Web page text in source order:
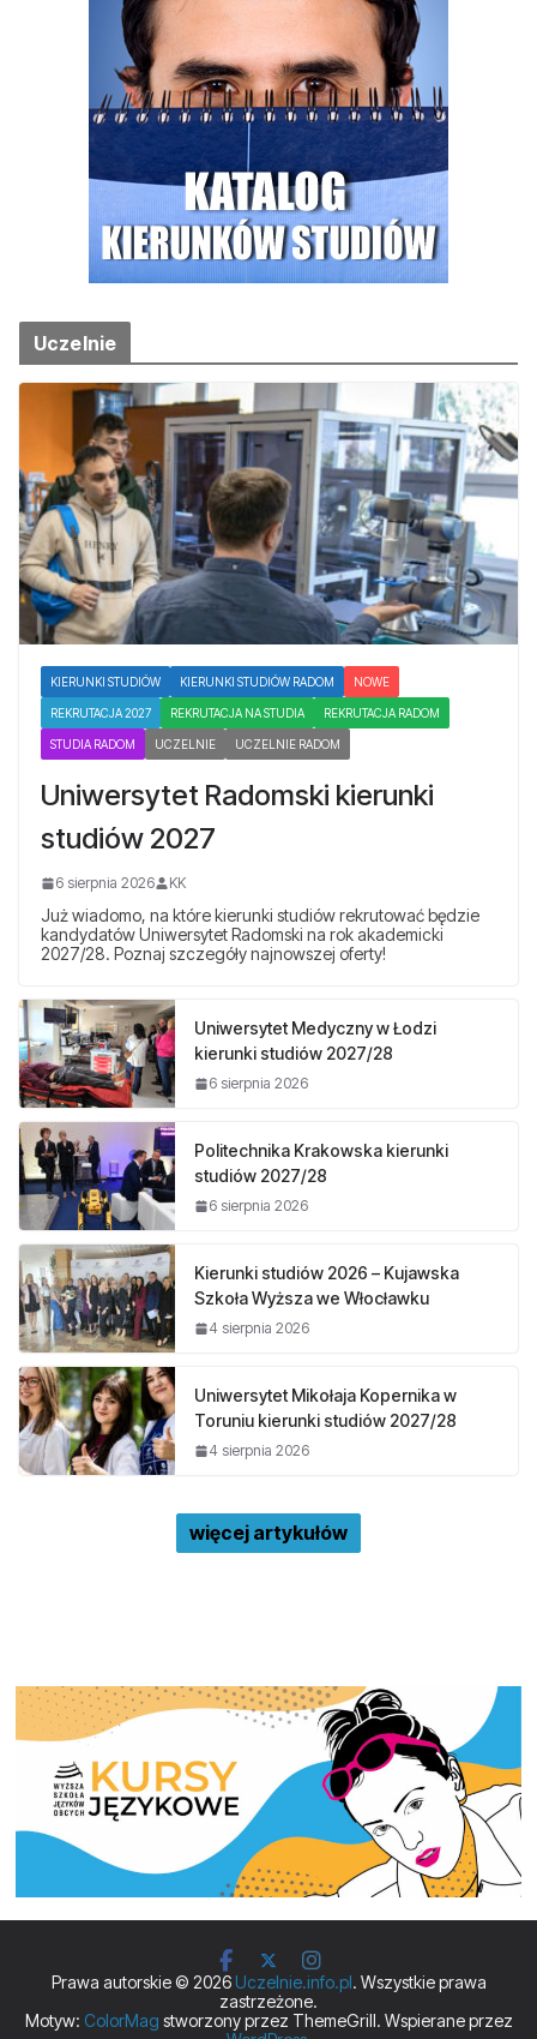
Uczelnie
KIERUNKI STUDIÓW KIERUNKI STUDIÓW RADOM NOWE
REKRUTACJA 2027 REKRUTACJA NA STUDIA REKRUTACJA RADOM
STUDIA RADOM UCZELNIE UCZELNIE RADOM
Uniwersytet Radomski kierunki
studiów 2027
6 sierpnia 2026 KK
Już wiadomo, na które kierunki studiów rekrutować będzie
kandydatów Uniwersytet Radomski na rok akademicki
2027/28. Poznaj szczegóły najnowszej oferty!
Uniwersytet Medyczny w Łodzi
kierunki studiów 2027/28
6 sierpnia 2026
Politechnika Krakowska kierunki
studiów 2027/28
6 sierpnia 2026
Kierunki studiów 2026 – Kujawska
Szkoła Wyższa we Włocławku
4 sierpnia 2026
Uniwersytet Mikołaja Kopernika w
Toruniu kierunki studiów 2027/28
4 sierpnia 2026
więcej artykułów
Prawa autorskie © 2026 Uczelnie.info.pl. Wszystkie prawa
zastrzeżone.
Motyw: ColorMag stworzony przez ThemeGrill. Wspierane przez